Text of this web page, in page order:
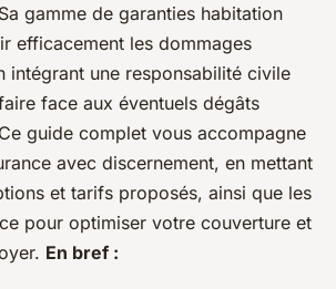
gamme de garanties habitation
efficacement les dommages
intégrant une responsabilité civile
face aux éventuels dégâts
guide complet vous accompagne
avec discernement, en mettant
et tarifs proposés, ainsi que les
pour optimiser votre couverture et
En bref :